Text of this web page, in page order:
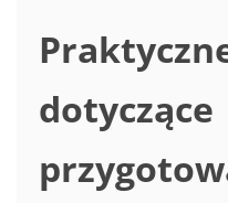
dotyczące